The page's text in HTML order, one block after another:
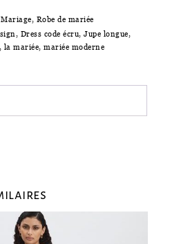
, Robe de mariée
, Dress code écru, Jupe longue,
, la mariée, mariée moderne